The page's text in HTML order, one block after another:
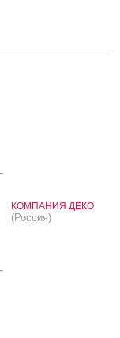
КОМПАНИЯ ДЕКО
(Россия)